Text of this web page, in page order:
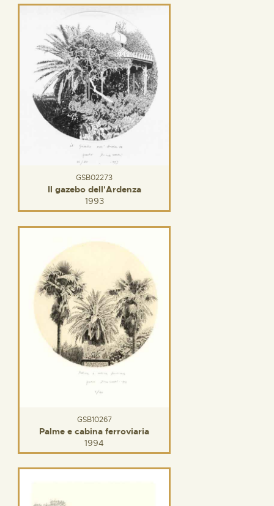
GSB02273
Il gazebo dell'Ardenza
1993
GSB10267
Palme e cabina ferroviaria
1994